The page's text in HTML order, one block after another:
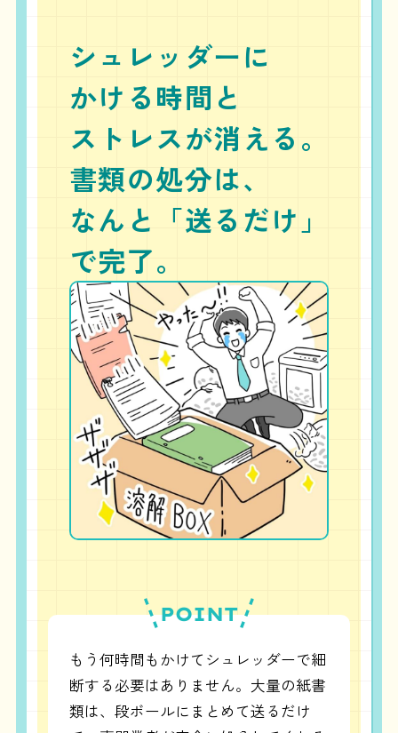
シュレッダーに
かける時間と
ストレスが消える。
書類の処分は、
なんと「送るだけ」
で完了。
POINT
もう何時間もかけてシュレッダーで細
断する必要はありません。大量の紙書
類は、段ボールにまとめて送るだけ